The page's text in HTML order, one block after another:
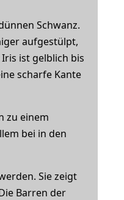
Schwanz.
aufgestülpt,
ist gelblich bis
scharfe Kante
zu einem
bei in den
Sie zeigt
Barren der